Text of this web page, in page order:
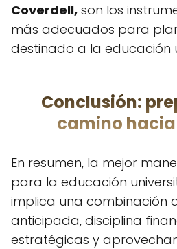
Coverdell, son los
más adecuados para
destinado a la educación
Conclusión:
camino
En resumen, la mejor
para la educación
implica una combinación
anticipada, disciplina
estratégicas y